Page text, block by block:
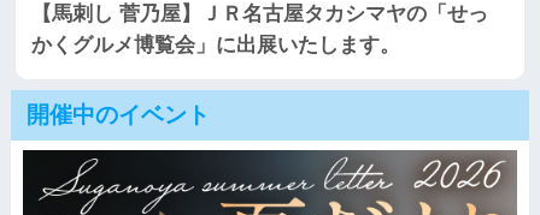
【馬刺し 菅乃屋】ＪＲ名古屋タカシマヤの「せっ
かくグルメ博覧会」に出展いたします。
開催中のイベント